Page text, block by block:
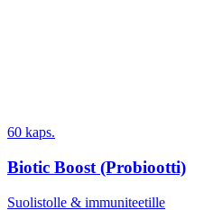
60 kaps.
Biotic Boost (Probiootti)
Suolistolle & immuniteetille